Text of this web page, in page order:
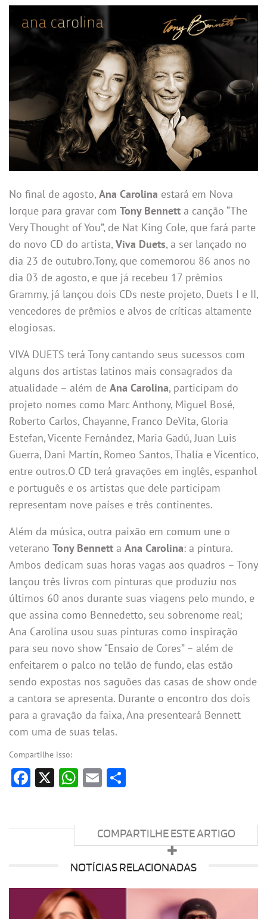
No final de agosto, Ana Carolina estará em Nova
Iorque para gravar com Tony Bennett a canção “The
Very Thought of You”, de Nat King Cole, que fará parte
do novo CD do artista, Viva Duets, a ser lançado no
dia 23 de outubro.Tony, que comemorou 86 anos no
dia 03 de agosto, e que já recebeu 17 prêmios
Grammy, já lançou dois CDs neste projeto, Duets I e II,
vencedores de prêmios e alvos de críticas altamente
elogiosas.
VIVA DUETS terá Tony cantando seus sucessos com
alguns dos artistas latinos mais consagrados da
atualidade – além de Ana Carolina, participam do
projeto nomes como Marc Anthony, Miguel Bosé,
Roberto Carlos, Chayanne, Franco DeVita, Gloria
Estefan, Vicente Fernández, Maria Gadú, Juan Luis
Guerra, Dani Martín, Romeo Santos, Thalía e Vicentico,
entre outros.O CD terá gravações em inglês, espanhol
e português e os artistas que dele participam
representam nove países e três continentes.
Além da música, outra paixão em comum une o
veterano Tony Bennett a Ana Carolina: a pintura.
Ambos dedicam suas horas vagas aos quadros – Tony
lançou três livros com pinturas que produziu nos
últimos 60 anos durante suas viagens pelo mundo, e
que assina como Bennedetto, seu sobrenome real;
Ana Carolina usou suas pinturas como inspiração
para seu novo show “Ensaio de Cores” – além de
enfeitarem o palco no telão de fundo, elas estão
sendo expostas nos saguões das casas de show onde
a cantora se apresenta. Durante o encontro dos dois
para a gravação da faixa, Ana presenteará Bennett
com uma de suas telas.
Compartilhe isso:
Facebook
X WhatsApp
Email
COMPARTILHE ESTE ARTIGO
NOTÍCIAS RELACIONADAS